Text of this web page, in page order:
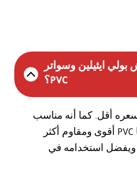
ايثيلين وسواتر
PVC؟
أقل. كما أنه مناسب
للاستخدام المتوسط. بينما PVC أقوى ومقاوم أكثر
ويفضل استخدامه في